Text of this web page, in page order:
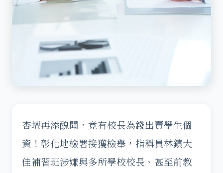
杏壇再添醜聞，竟有校長為錢出賣學生個
資！彰化地檢署接獲檢舉，指稱員林鎮大
佳補習班涉嫌與多所學校校長、甚至前教